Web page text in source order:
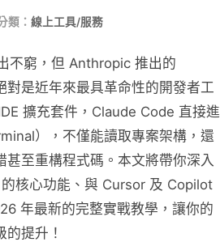
類： 線上工具/服務
不窮，但 Anthropic 推出的
對是近年來最具革命性的開發者工
擴充套件，Claude Code 直接進
），不僅能讀取專案架構，還
甚至重構程式碼。本文將帶你深入
核心功能、與 Cursor 及 Copilot
年最新的完整實戰教學，讓你的
的提升！